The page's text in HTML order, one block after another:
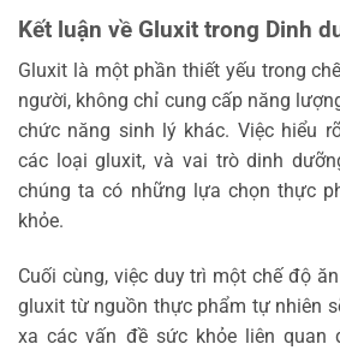
Kết luận về Gluxit trong Dinh
Gluxit là một phần thiết yếu trong
người, không chỉ cung cấp năng
chức năng sinh lý khác. Việc hiểu
các loại gluxit, và vai trò dinh
chúng ta có những lựa chọn thực
khỏe.
Cuối cùng, việc duy trì một chế độ
gluxit từ nguồn thực phẩm tự nhiên
xa các vấn đề sức khỏe liên quan